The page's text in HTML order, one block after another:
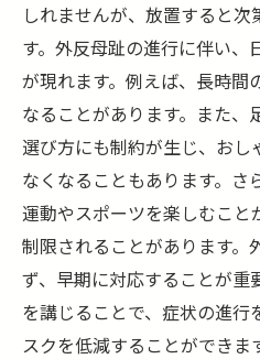
しれませんが、放置すると
す。外反母趾の進行に伴い
が現れます。例えば、長時間
なることがあります。また、
選び方にも制約が生じ、お
なくなることもあります。さ
運動やスポーツを楽しむこと
制限されることがあります。
ず、早期に対応することが重
を講じることで、症状の進行
スクを低減することができま